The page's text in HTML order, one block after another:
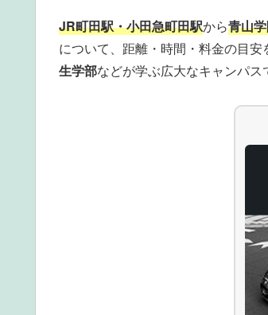
JR町田駅・小田急町田駅から青山
について、距離・時間・料金の目
生学部などが学ぶ広大なキャンパス